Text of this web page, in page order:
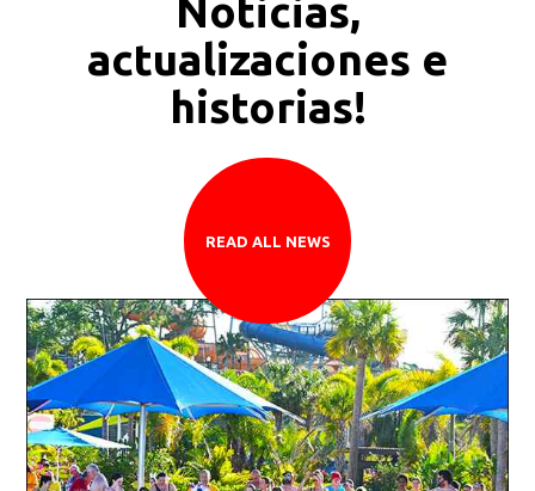
Noticias,
actualizaciones e
historias!
READ ALL NEWS